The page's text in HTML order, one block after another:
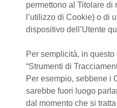
permettono al Titolare di
l’utilizzo di Cookie) o di
dispositivo dell’Utente
Per semplicità, in
“Strumenti di
Per esempio, sebbene i
sarebbe fuori luogo
dal momento che si